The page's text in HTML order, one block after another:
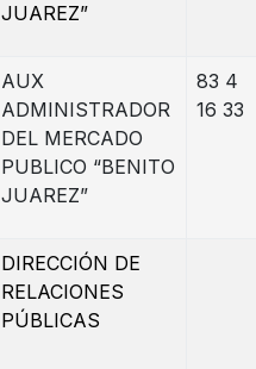
JUAREZ”
AUX
ADMINISTRADOR
DEL MERCADO
PUBLICO “BENITO
JUAREZ”
83 4
16 33
DIRECCIÓN DE
RELACIONES
PÚBLICAS